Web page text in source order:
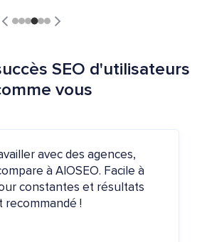
SEO d'utilisateurs
vous
avec des agences,
à AIOSEO. Facile à
constantes et résultats
recommandé !